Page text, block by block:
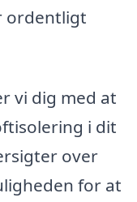
ordentligt
vi dig med at
i dit
over
for at